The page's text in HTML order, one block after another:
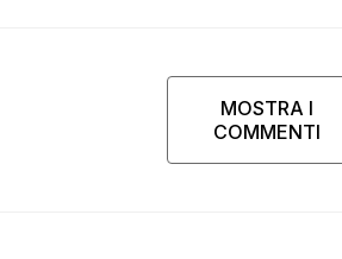
MOSTRA I
COMMENTI